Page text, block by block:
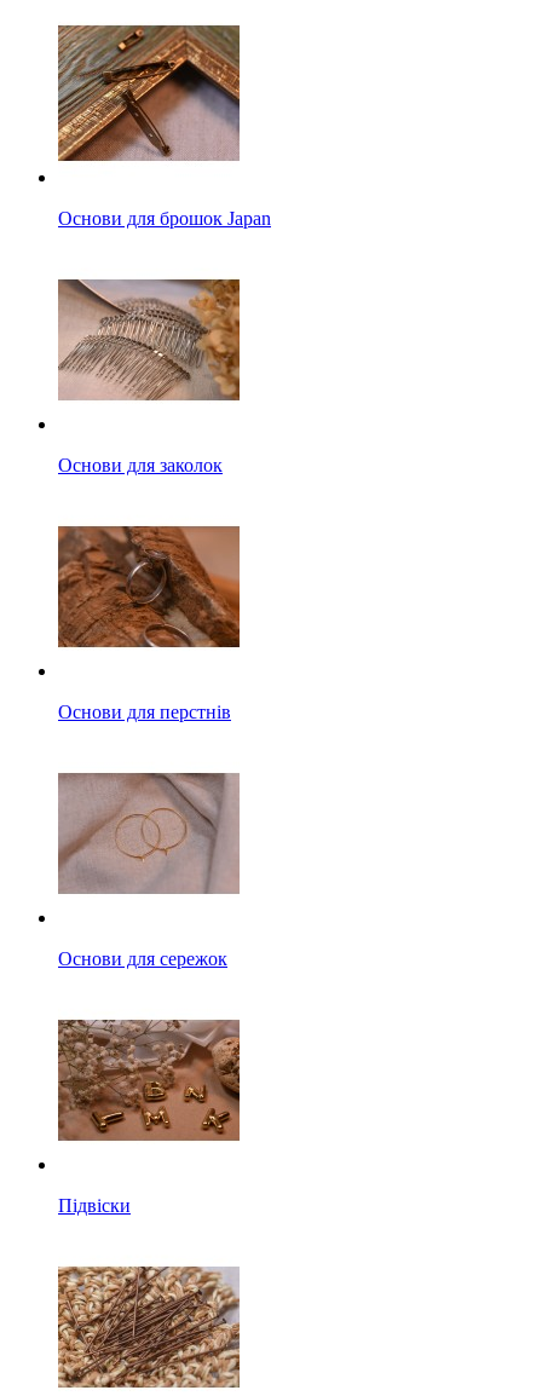
Основи для брошок Japan
Основи для заколок
Основи для перстнів
Основи для сережок
Підвіски